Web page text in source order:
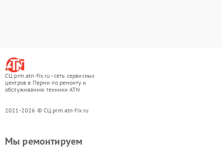
СЦ prm.atn-fix.ru - сеть сервисных
центров в Перми по ремонту и
обслуживанию техники ATN
2021-2026 © СЦ prm.atn-fix.ru
Мы ремонтируем